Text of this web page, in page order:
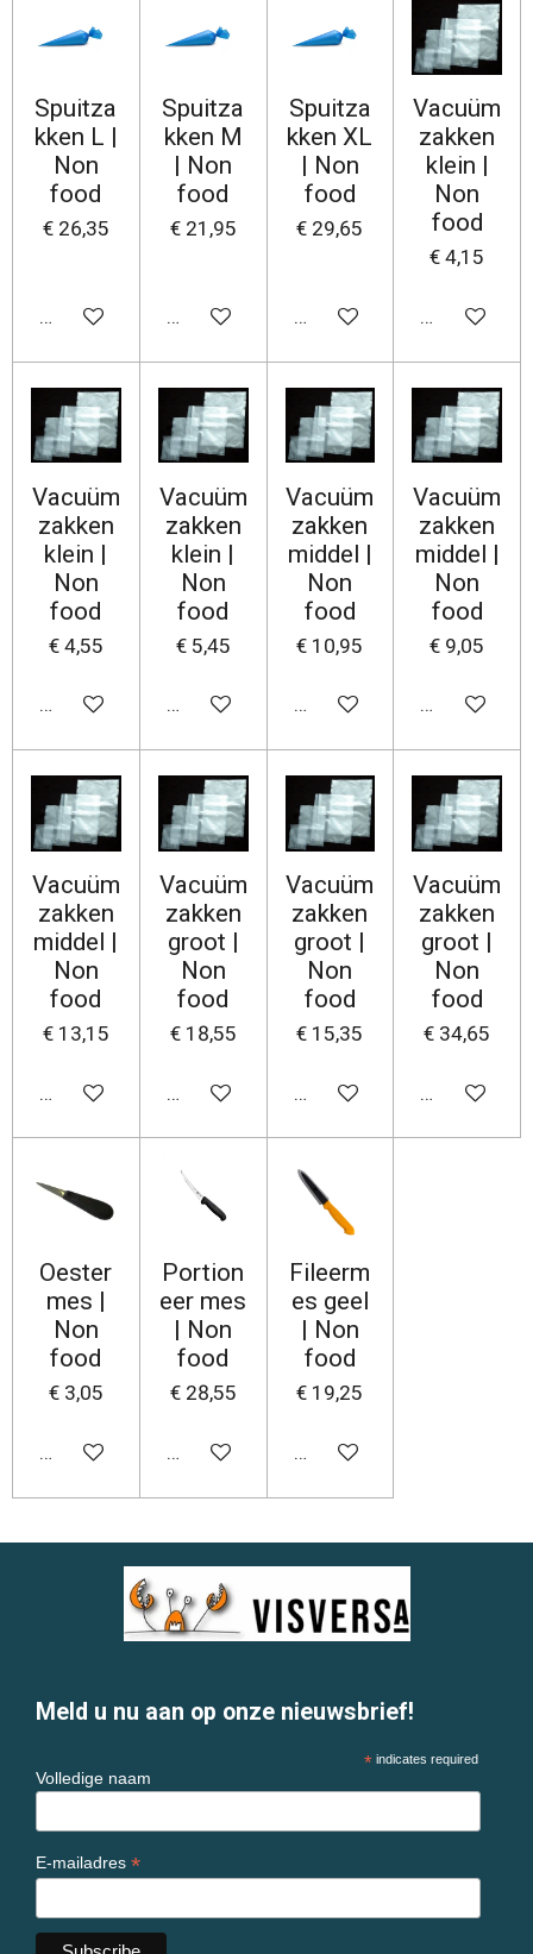
Spuitza
kken L |
Non
food
€ 26,35
In winkelwagen
Spuitza
kken M
| Non
food
€ 21,95
In winkelwagen
Spuitza
kken XL
| Non
food
€ 29,65
In winkelwagen
Vacuüm
zakken
klein |
Non
food
€ 4,15
In
Vacuüm
zakken
klein |
Non
food
€ 4,55
In winkelwagen
Vacuüm
zakken
klein |
Non
food
€ 5,45
In winkelwagen
Vacuüm
zakken
middel |
Non
food
€ 10,95
In winkelwagen
Vacuüm
zakken
middel |
Non
food
€ 9,05
In
Vacuüm
zakken
middel |
Non
food
€ 13,15
In winkelwagen
Vacuüm
zakken
groot |
Non
food
€ 18,55
In winkelwagen
Vacuüm
zakken
groot |
Non
food
€ 15,35
In winkelwagen
Vacuüm
zakken
groot |
Non
food
€ 34,65
In
Oester
mes |
Non
food
€ 3,05
In winkelwagen
Portion
eer mes
| Non
food
€ 28,55
In winkelwagen
Fileerm
es geel
| Non
food
€ 19,25
In winkelwagen
Meld u nu aan op onze nieuwsbrief!
* indicates required
Volledige naam
E-mailadres *